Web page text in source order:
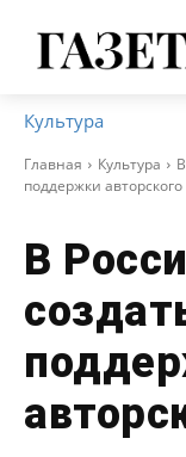
Культура
Главная Культура
поддержки
В